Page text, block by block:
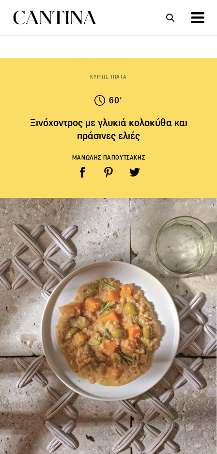
ΚΥΡΙΩΣ ΠΙΑΤΑ
60'
Ξινόχοντρος με γλυκιά κολοκύθα και
πράσινες ελιές
ΜΑΝΩΛΗΣ ΠΑΠΟΥΤΣΑΚΗΣ